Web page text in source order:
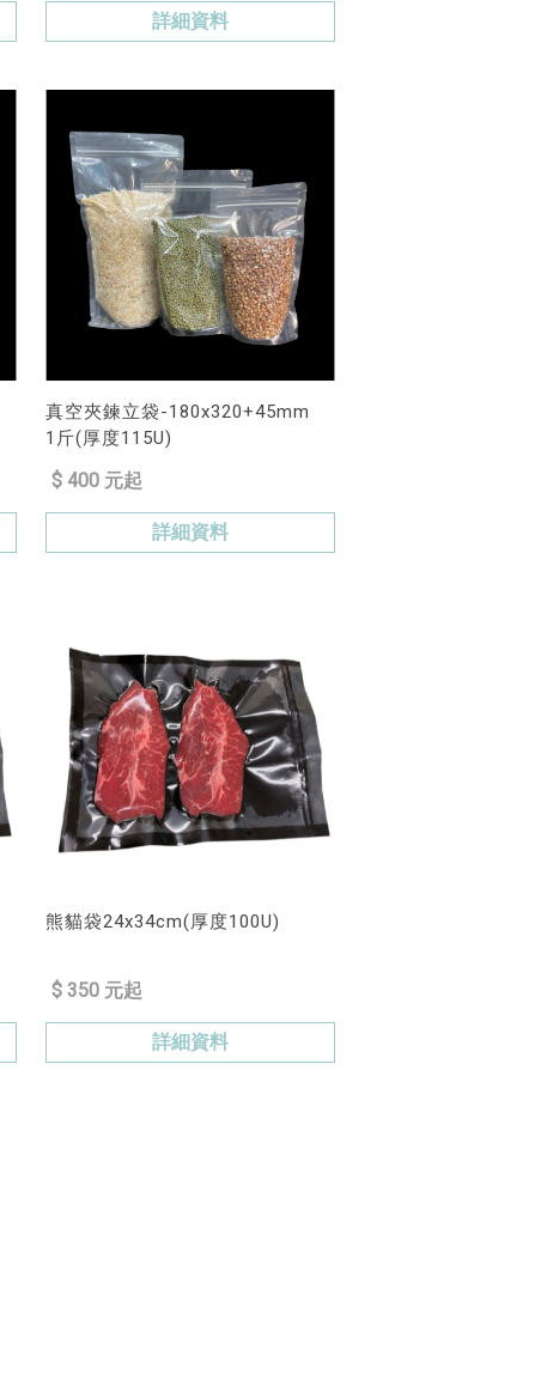
詳細資料
真空夾鍊立袋-180x320+45mm
1斤(厚度115U)
$ 400 元起
詳細資料
熊貓袋24x34cm(厚度100U)
$ 350 元起
詳細資料